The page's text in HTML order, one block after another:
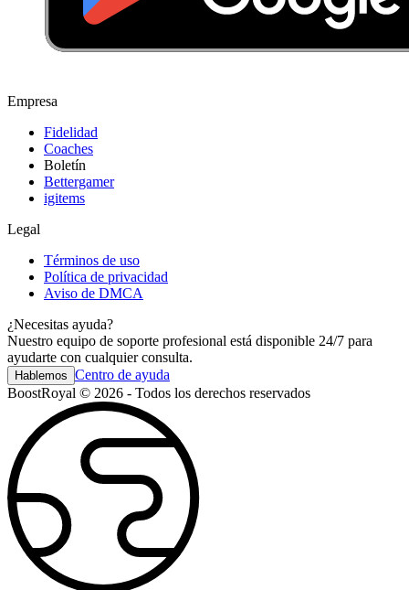
Empresa
Fidelidad
Coaches
Boletín
Bettergamer
igitems
Legal
Términos de uso
Política de privacidad
Aviso de DMCA
¿Necesitas ayuda?
Nuestro equipo de soporte profesional está disponible 24/7 para
ayudarte con cualquier consulta.
Hablemos Centro de ayuda
BoostRoyal © 2026 - Todos los derechos reservados